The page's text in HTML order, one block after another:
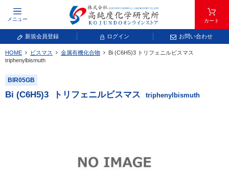
メニュー カート
新規会員登録 ログイン お問い合わせ
元素記号で検索する
元素周期表をタップすると、拡大表示されます。拡大した表から元素記号をタップ
し、一覧へ移動してください。
青色が取り扱い対象元素です。
HOME ビスマス 金属有機化合物 Bi (C6H5)3 トリフェニルビスマス
triphenylbismuth
BIR05GB
Bi (C6H5)3 トリフェニルビスマス triphenylbismuth